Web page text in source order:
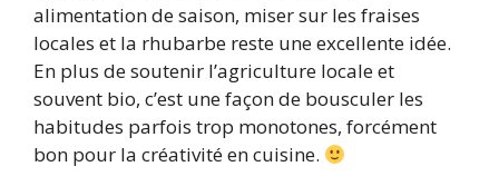
alimentation de saison, miser sur les fraises
locales et la rhubarbe reste une excellente idée.
En plus de soutenir l’agriculture locale et
souvent bio, c’est une façon de bousculer les
habitudes parfois trop monotones, forcément
bon pour la créativité en cuisine.